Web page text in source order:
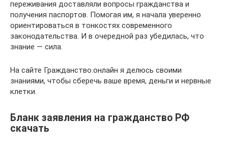
переживания доставляли вопросы гражданства и
получения паспортов. Помогая им, я начала уверенно
ориентироваться в тонкостях современного
законодательства. И в очередной раз убедилась, что
знание — сила.
На сайте Гражданство.онлайн я делюсь своими
знаниями, чтобы сберечь ваше время, деньги и нервные
клетки.
Бланк заявления на гражданство РФ
скачать